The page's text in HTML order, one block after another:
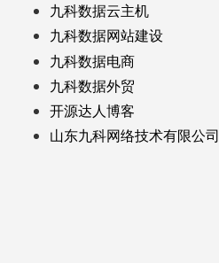
九科数据云主机
九科数据网站建设
九科数据电商
九科数据外贸
开源达人博客
山东九科网络技术有限公司